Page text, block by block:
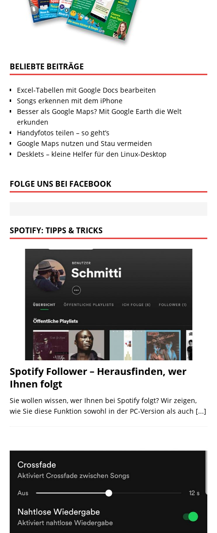
BELIEBTE BEITRÄGE
Excel-Tabellen mit Google Docs bearbeiten
Songs erkennen mit dem iPhone
Besser als Google Maps? Mit Google Earth die Welt
erkunden
Handyfotos teilen – so geht’s
Google Maps nutzen und Stau vermeiden
Desklets – kleine Helfer für den Linux-Desktop
FOLGE UNS BEI FACEBOOK
SPOTIFY: TIPPS & TRICKS
Spotify Follower – Herausfinden, wer
Ihnen folgt
Sie wollen wissen, wer Ihnen bei Spotify folgt? Wir zeigen,
wie Sie diese Funktion sowohl in der PC-Version als auch [...]